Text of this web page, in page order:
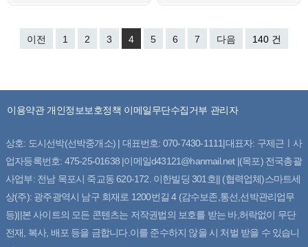
이전 1 2 3 4 5 6 7 다음 140 건
이용약관 개인정보보호정책 이메일무단수집거부 관리자
상호: 도시선박(선박중개소) | 대표번호: 070-7430-1111|대표자: 구제근ㅣ사
업자등록번호: 475-25-01638 |이메일d43121@hanmail.net |(목포) 전국총괄
사업부: 전남 목포시 죽교동 620-172. 이한빌딩 301호|| (협력업체)스마트세
상(주): 광주광역시 남구 회재로 1200번길 4 (감수보존,통선,선박관리업무
등)||본 사이트의 모든 콘텐츠는 저작권법의 보호를 받는 바,허락없이 무단
전재, 복사, 배포 등을 금합니다.이를 준수하지 않을 시 처벌 받을 수 있습니